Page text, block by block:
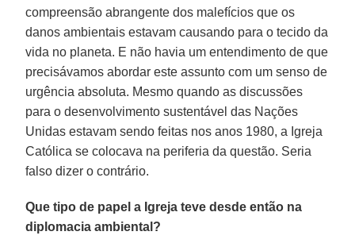
compreensão abrangente dos malefícios que os
danos ambientais estavam causando para o tecido da
vida no planeta. E não havia um entendimento de que
precisávamos abordar este assunto com um senso de
urgência absoluta. Mesmo quando as discussões
para o desenvolvimento sustentável das Nações
Unidas estavam sendo feitas nos anos 1980, a Igreja
Católica se colocava na periferia da questão. Seria
falso dizer o contrário.
Que tipo de papel a Igreja teve desde então na
diplomacia ambiental?